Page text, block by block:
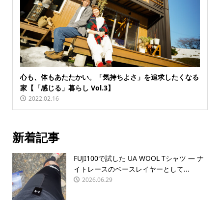
心も、体もあたたかい。「気持ちよさ」を追求したくなる
家【「感じる」暮らし Vol.3】
2022.02.16
新着記事
FUJI100で試した UA WOOL Tシャツ — ナ
イトレースのベースレイヤーとして...
2026.06.29